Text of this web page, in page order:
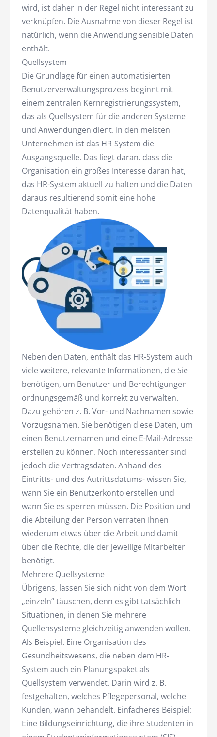
wird, ist daher in der Regel nicht interessant zu
verknüpfen. Die Ausnahme von dieser Regel ist
natürlich, wenn die Anwendung sensible Daten
enthält.
Quellsystem
Die Grundlage für einen automatisierten
Benutzerverwaltungsprozess beginnt mit
einem zentralen Kernregistrierungssystem,
das als Quellsystem für die anderen Systeme
und Anwendungen dient. In den meisten
Unternehmen ist das HR-System die
Ausgangsquelle. Das liegt daran, dass die
Organisation ein großes Interesse daran hat,
das HR-System aktuell zu halten und die Daten
daraus resultierend somit eine hohe
Datenqualität haben.
Neben den Daten, enthält das HR-System auch
viele weitere, relevante Informationen, die Sie
benötigen, um Benutzer und Berechtigungen
ordnungsgemäß und korrekt zu verwalten.
Dazu gehören z. B. Vor- und Nachnamen sowie
Vorzugsnamen. Sie benötigen diese Daten, um
einen Benutzernamen und eine E-Mail-Adresse
erstellen zu können. Noch interessanter sind
jedoch die Vertragsdaten. Anhand des
Eintritts- und des Autrittsdatums- wissen Sie,
wann Sie ein Benutzerkonto erstellen und
wann Sie es sperren müssen. Die Position und
die Abteilung der Person verraten Ihnen
wiederum etwas über die Arbeit und damit
über die Rechte, die der jeweilige Mitarbeiter
benötigt.
Mehrere Quellsysteme
Übrigens, lassen Sie sich nicht von dem Wort
„einzeln“ täuschen, denn es gibt tatsächlich
Situationen, in denen Sie mehrere
Quellensysteme gleichzeitig anwenden wollen.
Als Beispiel: Eine Organisation des
Gesundheitswesens, die neben dem HR-
System auch ein Planungspaket als
Quellsystem verwendet. Darin wird z. B.
festgehalten, welches Pflegepersonal, welche
Kunden, wann behandelt. Einfacheres Beispiel:
Eine Bildungseinrichtung, die ihre Studenten in